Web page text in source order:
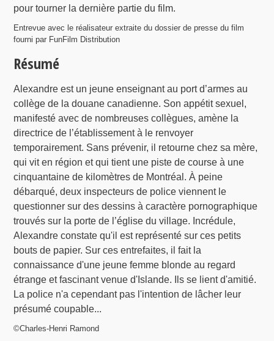
pour tourner la dernière partie du film.
Entrevue avec le réalisateur extraite du dossier de presse du film
fourni par FunFilm Distribution
Résumé
Alexandre est un jeune enseignant au port d’armes au
collège de la douane canadienne. Son appétit sexuel,
manifesté avec de nombreuses collègues, amène la
directrice de l’établissement à le renvoyer
temporairement. Sans prévenir, il retourne chez sa mère,
qui vit en région et qui tient une piste de course à une
cinquantaine de kilomètres de Montréal. À peine
débarqué, deux inspecteurs de police viennent le
questionner sur des dessins à caractère pornographique
trouvés sur la porte de l’église du village. Incrédule,
Alexandre constate qu'il est représenté sur ces petits
bouts de papier. Sur ces entrefaites, il fait la
connaissance d'une jeune femme blonde au regard
étrange et fascinant venue d'Islande. Ils se lient d'amitié.
La police n'a cependant pas l'intention de lâcher leur
présumé coupable...
©Charles-Henri Ramond